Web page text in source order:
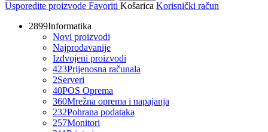
Usporedite proizvode Favoriti Košarica Korisnički račun
2899Informatika
Novi proizvodi
Najprodavanije
Izdvojeni proizvodi
423Prijenosna računala
2Serveri
40POS Oprema
360Mrežna oprema i napajanja
232Pohrana podataka
257Monitori